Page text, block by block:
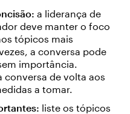
a liderança de
deve manter o foco
tópicos mais
a conversa pode
importância.
conversa de volta aos
a tomar.
liste os tópicos